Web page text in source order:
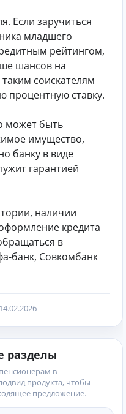
Если заручиться
младшего
рейтингом,
шансов на
соискателям
процентную ставку.
может быть
имущество,
банку в виде
гарантией
наличии
кредита
в
банк, Совкомбанк
разделы
в
продукта, чтобы
предложение.